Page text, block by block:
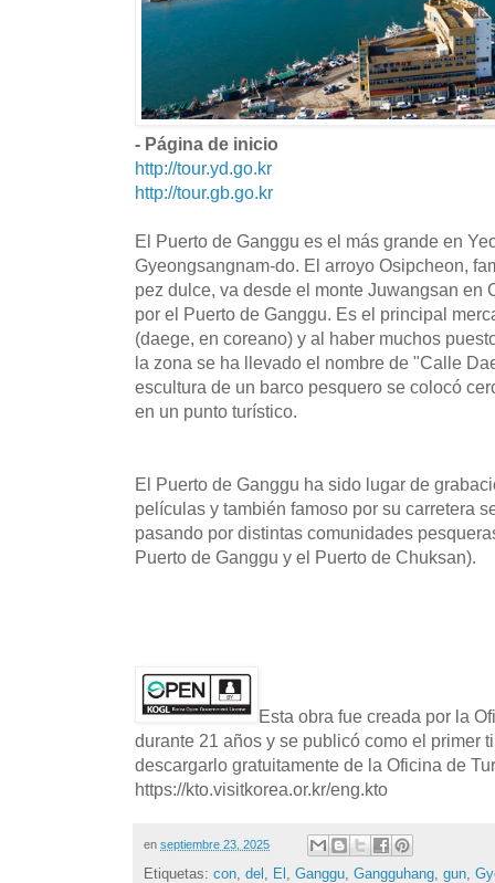
- Página de inicio
http://tour.yd.go.kr
http://tour.gb.go.kr
El Puerto de Ganggu es el más grande en
Gyeongsangnam-do. El arroyo Osipcheon,
pez dulce, va desde el monte Juwangsan en
por el Puerto de Ganggu. Es el principal
(daege, en coreano) y al haber muchos
la zona se ha llevado el nombre de "Calle
escultura de un barco pesquero se colocó
en un punto turístico.
El Puerto de Ganggu ha sido lugar de
películas y también famoso por su carretera
pasando por distintas comunidades
Puerto de Ganggu y el Puerto de Chuksan).
Esta obra fue creada por la
durante 21 años y se publicó como el primer
descargarlo gratuitamente de la Oficina de
https://kto.visitkorea.or.kr/eng.kto
en septiembre 23, 2025
Etiquetas: con del El Ganggu Gangguhang gun